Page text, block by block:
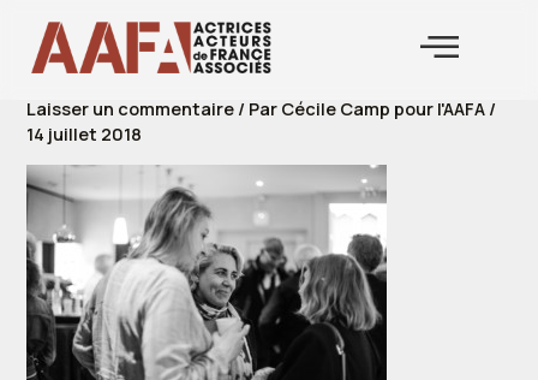
contenu
Laisser un commentaire / Par Cécile Camp pour l'AAFA /
14 juillet 2018